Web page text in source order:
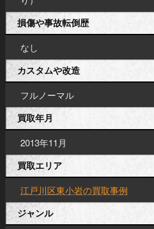
損傷や事故転倒歴
なし
カスタムや改造
フルノーマル
買取年月
2013年11月
買取エリア
江戸川区東小岩の買取事例
ジャンル